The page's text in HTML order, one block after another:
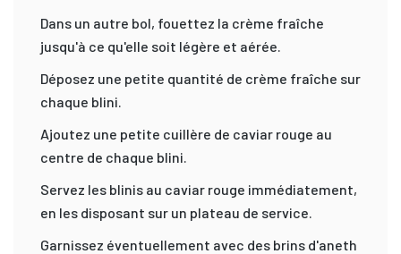
Dans un autre bol, fouettez la crème fraîche
jusqu'à ce qu'elle soit légère et aérée.
Déposez une petite quantité de crème fraîche sur
chaque blini.
Ajoutez une petite cuillère de caviar rouge au
centre de chaque blini.
Servez les blinis au caviar rouge immédiatement,
en les disposant sur un plateau de service.
Garnissez éventuellement avec des brins d'aneth